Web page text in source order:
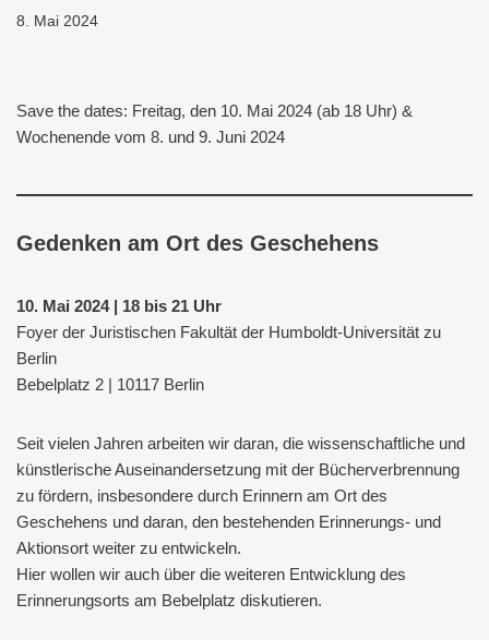
8. Mai 2024
Save the dates: Freitag, den 10. Mai 2024 (ab 18 Uhr) &
Wochenende vom 8. und 9. Juni 2024
Gedenken am Ort des Geschehens
10. Mai 2024 | 18 bis 21 Uhr
Foyer der Juristischen Fakultät der Humboldt-Universität zu
Berlin
Bebelplatz 2 | 10117 Berlin
Seit vielen Jahren arbeiten wir daran, die wissenschaftliche und
künstlerische Auseinandersetzung mit der Bücherverbrennung
zu fördern, insbesondere durch Erinnern am Ort des
Geschehens und daran, den bestehenden Erinnerungs- und
Aktionsort weiter zu entwickeln.
Hier wollen wir auch über die weiteren Entwicklung des
Erinnerungsorts am Bebelplatz diskutieren.